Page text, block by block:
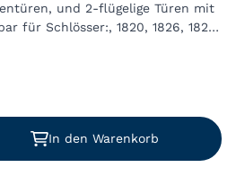
und 2-flügelige Türen mit
für Schlösser:, 1820, 1826, 1828,
In den Warenkorb